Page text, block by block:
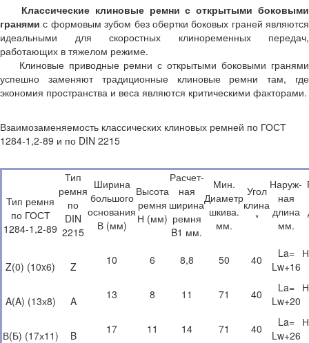
Классические клиновые ремни с открытыми боковыми
гранями с формовым зубом без обертки боковых граней являются
идеальными для скоростных клиноременных передач,
работающих в тяжелом режиме.
Клиновые приводные ремни с открытыми боковыми гранями
успешно заменяют традиционные клиновые ремни там, где
экономия пространства и веса являются критическими факторами.
Взаимозаменяемость классических клиновых ремней по ГОСТ
1284-1,2-89 и по DIN 2215
Тип ремня
по ГОСТ
1284-1,2-89
Тип
ремня
по
DIN
2215
Ширина
большого
основания
В (мм)
Высота
ремня
Н (мм)
Расчет-
ная
ширина
ремня
B1 мм.
Мин.
Диаметр
шкива.
мм.
Угол
клина
*
Наруж-
ная
длина
мм.
Z(0) (10x6) Z 10 6 8,8 50 40
La=
Lw+16
A(A) (13х8) A 13 8 11 71 40
La=
Lw+20
В(Б) (17х11) B 17 11 14 71 40
La=
Lw+26